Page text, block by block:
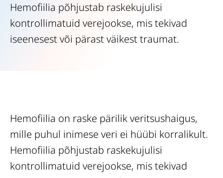
Hemofiilia põhjustab raskekujulisi
kontrollimatuid verejookse, mis tekivad
iseenesest või pärast väikest traumat.
Hemofiilia on raske pärilik veritsushaigus,
mille puhul inimese veri ei hüübi korralikult.
Hemofiilia põhjustab raskekujulisi
kontrollimatuid verejookse, mis tekivad